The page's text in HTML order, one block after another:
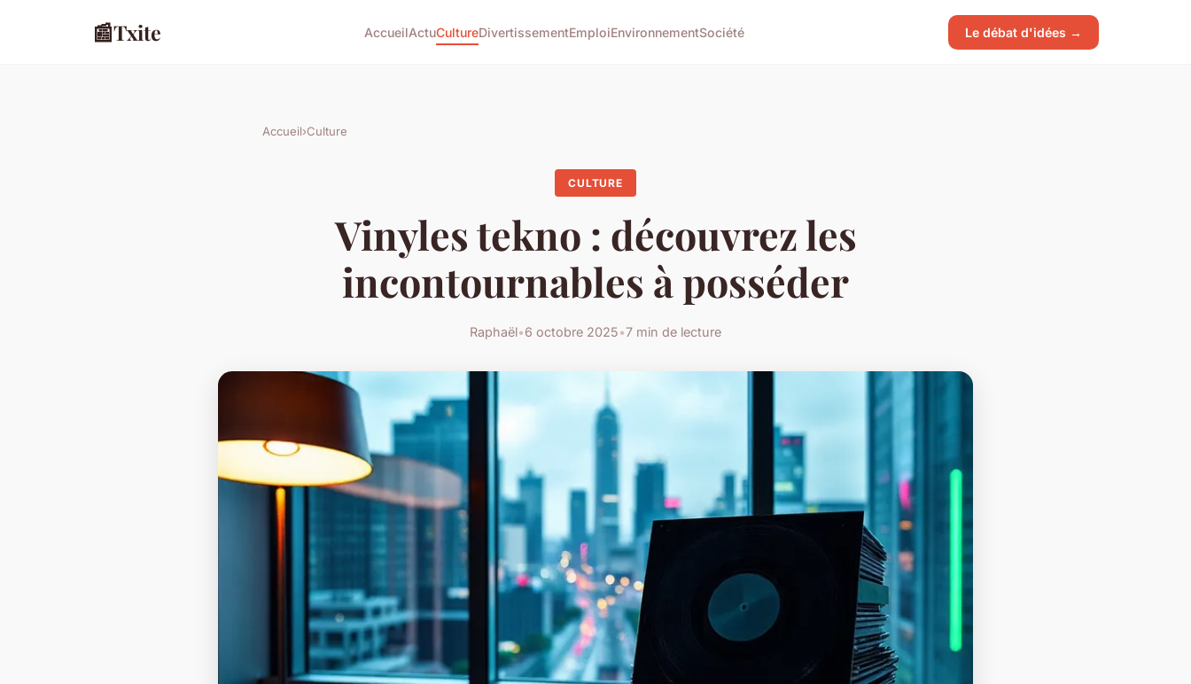
📰Txite AccueilActuCultureDivertissementEmploiEnvironnementSociété Le débat d'idées →
Accueil›Culture
CULTURE
Vinyles tekno : découvrez les
incontournables à posséder
Raphaël•6 octobre 2025•7 min de lecture